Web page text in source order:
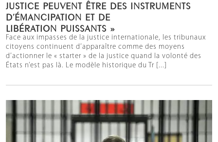
JUSTICE PEUVENT ÊTRE DES INSTRUMENTS
D’ÉMANCIPATION ET DE
LIBÉRATION PUISSANTS »
Face aux impasses de la justice internationale, les tribunaux
citoyens continuent d’apparaître comme des moyens
d’actionner le « starter » de la justice quand la volonté des
États n’est pas là. Le modèle historique du Tr [...]